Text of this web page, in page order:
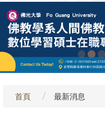
首頁 最新消息